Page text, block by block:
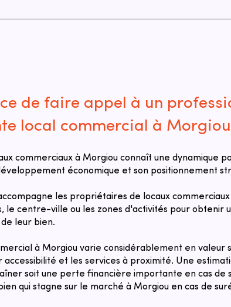
de faire appel à un
local commercial à Morgiou
commerciaux à Morgiou connaît une dynamique
économique et son positionnement
les propriétaires de locaux commerciaux
le centre-ville ou les zones d'activités pour obtenir
leur bien.
à Morgiou varie considérablement en valeur
et les services à proximité. Une
soit une perte financière importante en cas de
qui stagne sur le marché à Morgiou en cas de